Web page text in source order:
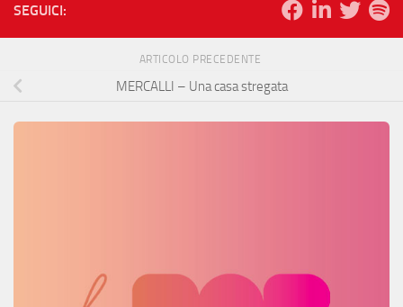
SEGUICI:
ARTICOLO PRECEDENTE
MERCALLI – Una casa stregata